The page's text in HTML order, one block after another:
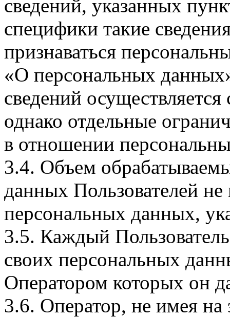
сведений, указанных
специфики такие
признаваться
«О персональных
сведений
однако отдельные
в отношении
3.4. Объем
данных Пользователей
персональных данных,
3.5. Каждый
своих персональных
Оператором которых он
3.6. Оператор, не имея